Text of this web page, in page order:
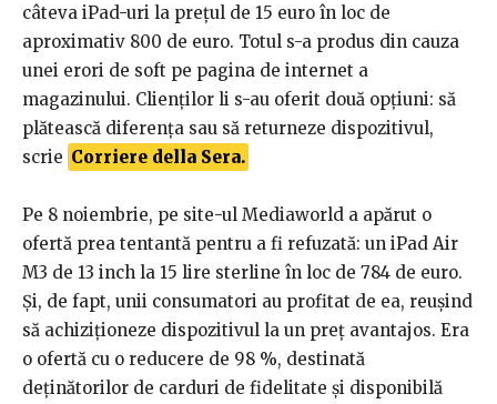
câteva iPad-uri la prețul de 15 euro în loc de
aproximativ 800 de euro. Totul s-a produs din cauza
unei erori de soft pe pagina de internet a
magazinului. Clienților li s-au oferit două opțiuni: să
plătească diferența sau să returneze dispozitivul,
scrie Corriere della Sera.
Pe 8 noiembrie, pe site-ul Mediaworld a apărut o
ofertă prea tentantă pentru a fi refuzată: un iPad Air
M3 de 13 inch la 15 lire sterline în loc de 784 de euro.
Și, de fapt, unii consumatori au profitat de ea, reușind
să achiziționeze dispozitivul la un preț avantajos. Era
o ofertă cu o reducere de 98 %, destinată
deținătorilor de carduri de fidelitate și disponibilă